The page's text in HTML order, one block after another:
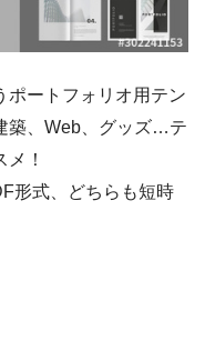
ポートフォリオ用テン
築、Web、グッズ…テ
！
形式、どちらも短時